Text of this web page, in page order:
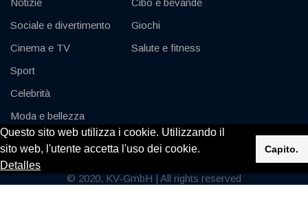
Questo sito web utilizza i cookie. Utilizzando il
sito web, l'utente accetta l'uso dei cookie.
Detalles
Capito.
Notizie
Sociale e divertimento
Cinema e TV
Sport
Celebrità
Moda e bellezza
Auto e motore
Cibo e bevande
Giochi
Salute e fitness
© 2020, KV-GmbH | All rights reserved